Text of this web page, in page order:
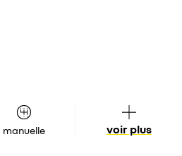
manuelle voir plus